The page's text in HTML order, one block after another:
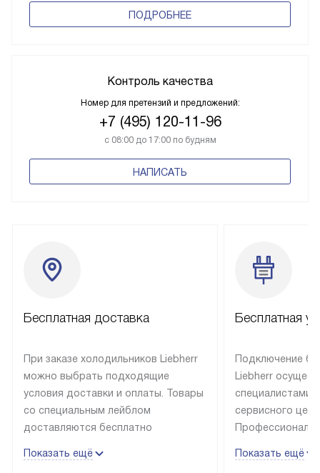
ПОДРОБНЕЕ
Контроль качества
Номер для претензий и предложений:
+7 (495) 120-11-96
с 08:00 до 17:00 по будням
НАПИСАТЬ
Бесплатная доставка
При заказе холодильников Liebherr
можно выбрать подходящие
условия доставки и оплаты. Товары
со специальным лейблом
доставляются бесплатно
до подъезда, выезд за МКАД
Показать ещё
Бесплатная
Подключение
Liebherr
специалистами
сервисного
эксплуатации
Показать ещё